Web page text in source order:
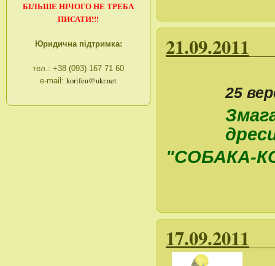
БІЛЬШЕ НІЧОГО НЕ ТРЕБА
ПИСАТИ!!!
Юридична підтримка:
тел.: +38 (093) 167 71 60
e-maіl: korifeu@ukr.net
21.09.2011
25
"СОБАКА-
17.09.2011